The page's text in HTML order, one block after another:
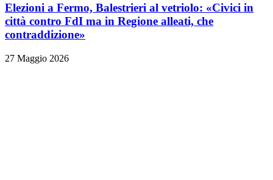
Elezioni a Fermo, Balestrieri al vetriolo: «Civici in
città contro FdI ma in Regione alleati, che
contraddizione»
27 Maggio 2026